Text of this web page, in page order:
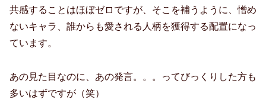
共感することはほぼゼロですが、そこを補うように、憎め
ないキャラ、誰からも愛される人柄を獲得する配置になっ
ています。
あの見た目なのに、あの発言。。。ってびっくりした方も
多いはずですが（笑）